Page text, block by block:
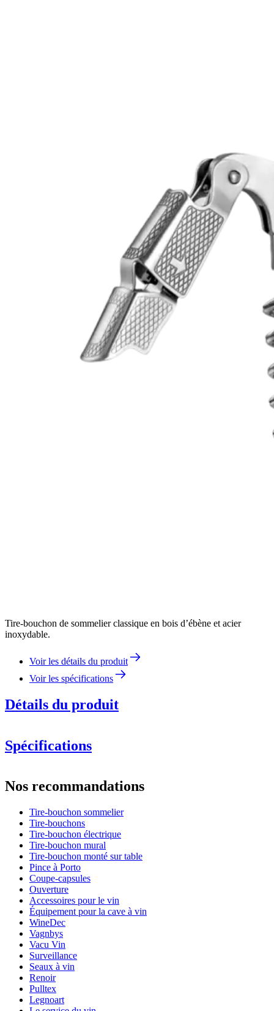
Tire-bouchon de sommelier classique en bois d’ébène et acier
inoxydable.
Voir les détails du produit
Voir les spécifications
Détails du produit
Spécifications
Numéro de produitWB-WO21E
Dimensions (LxHxP cm)
Hauteur (cm) 12
Largeur (cm)3
Poids (kg)0.112
Profondeur (cm)
Nos recommandations
Tire-bouchon sommelier
Tire-bouchons
Tire-bouchon électrique
Tire-bouchon mural
Tire-bouchon monté sur table
Pince à Porto
Coupe-capsules
Ouverture
Accessoires pour le vin
Équipement pour la cave à vin
WineDec
Vagnbys
Vacu Vin
Surveillance
Seaux à vin
Renoir
Pulltex
Legnoart